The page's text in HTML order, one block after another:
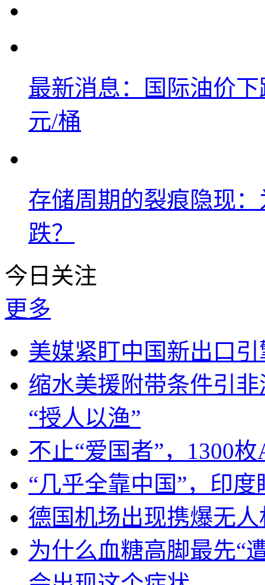
最新消息：国际油价
元/桶
存储周期的裂痕隐现
跌？
今日关注
更多
美媒紧盯中国新出口
缩水美援附带条件引
“授人以渔”
不止“爱国者”，1300
“几乎全靠中国”，印
德国机场出现携爆无
为什么血糖高脚最先“